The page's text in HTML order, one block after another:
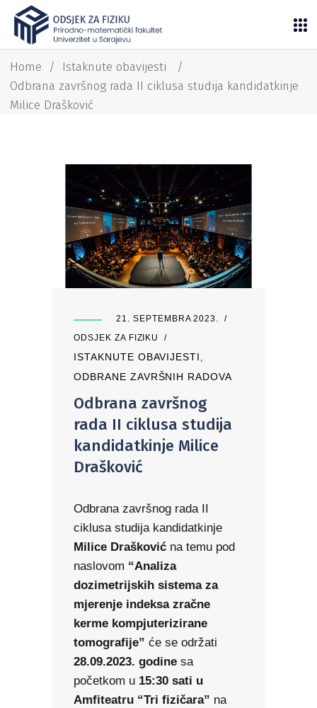
Home / Istaknute obavijesti
/
Odbrana završnog rada II ciklusa studija kandidatkinje
Milice Drašković
21. SEPTEMBRA 2023.
ODSJEK ZA FIZIKU
ISTAKNUTE OBAVIJESTI ,
ODBRANE ZAVRŠNIH RADOVA
Odbrana završnog
rada II ciklusa studija
kandidatkinje Milice
Drašković
Odbrana završnog rada II
ciklusa studija kandidatkinje
Milice Drašković na temu pod
naslovom “Analiza
dozimetrijskih sistema za
mjerenje indeksa zračne
kerme kompjuterizirane
tomografije” će se održati
28.09.2023. godine sa
početkom u 15:30 sati u
Amfiteatru “Tri fizičara” na